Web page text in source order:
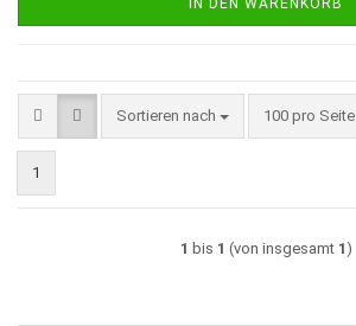
IN DEN WARENKORB
Sortieren nach
Sortieren nach 100 pro Seite
pro Seite
1
1 bis 1 (von insgesamt 1)